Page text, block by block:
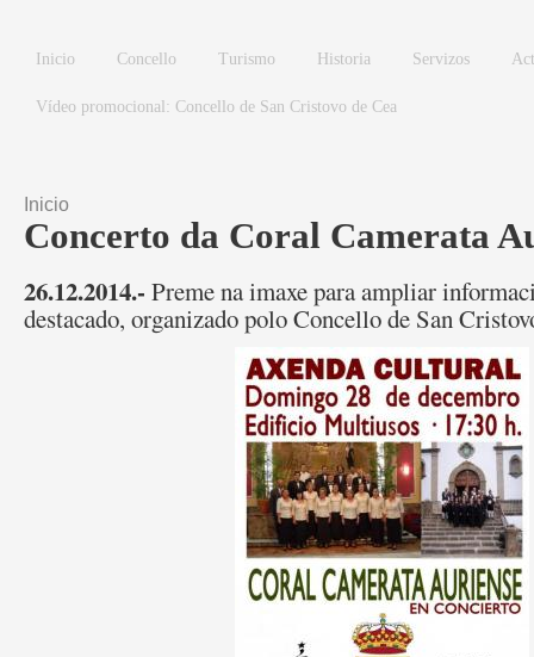
Inicio Concello Turismo Historia Servizos
Vídeo promocional: Concello de San Cristovo de Cea
Vostede está aquí
Inicio
Concerto da Coral Camerata
26.12.2014.- Preme na imaxe para ampliar
destacado, organizado polo Concello de San